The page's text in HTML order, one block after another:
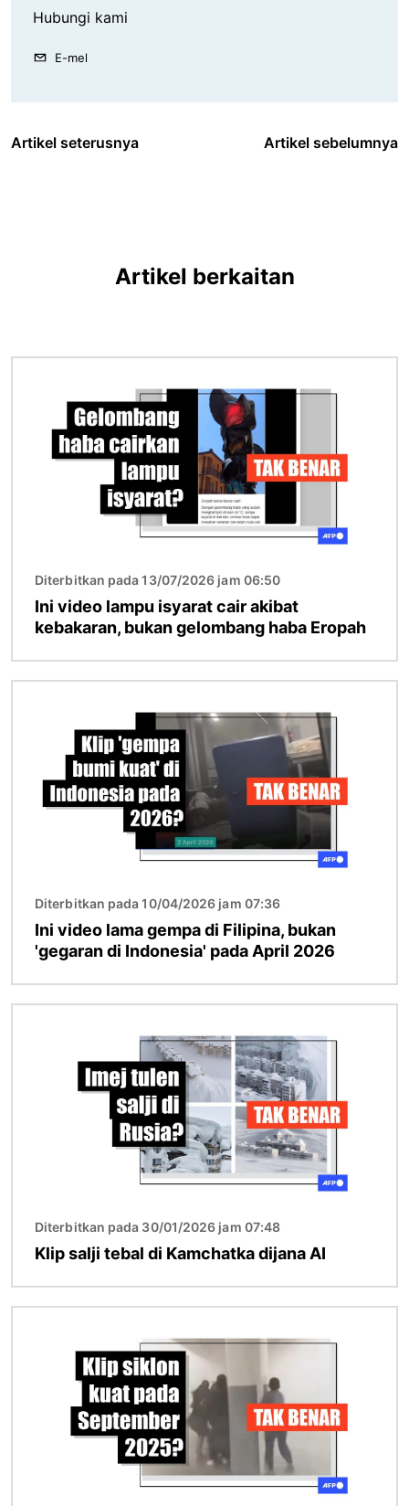
Hubungi kami
E-mel
Artikel seterusnya Artikel sebelumnya
Artikel berkaitan
Diterbitkan pada 13/07/2026 jam 06:50
Ini video lampu isyarat cair akibat
kebakaran, bukan gelombang haba Eropah
Diterbitkan pada 10/04/2026 jam 07:36
Ini video lama gempa di Filipina, bukan
'gegaran di Indonesia' pada April 2026
Diterbitkan pada 30/01/2026 jam 07:48
Klip salji tebal di Kamchatka dijana AI